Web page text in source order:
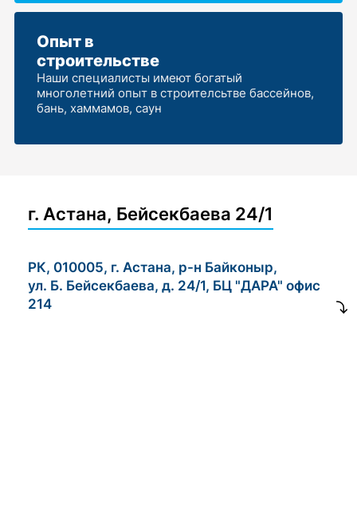
Опыт в
строительстве
Наши специалисты имеют богатый
многолетний опыт в строителсьтве бассейнов,
бань, хаммамов, саун
г. Астана, Бейсекбаева 24/1
РК, 010005, г. Астана, р-н Байконыр,
ул. Б. Бейсекбаева, д. 24/1, БЦ "ДАРА" офис
214